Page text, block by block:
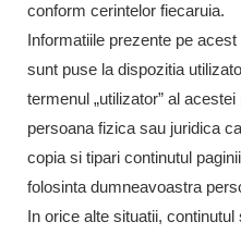
conform cerintelor fiecaruia.
Informatiile prezente pe
sunt puse la dispozitia
termenul „utilizator” al
persoana fizica sau juridica
copia si tipari continutul
folosinta dumneavoastra
In orice alte situatii,